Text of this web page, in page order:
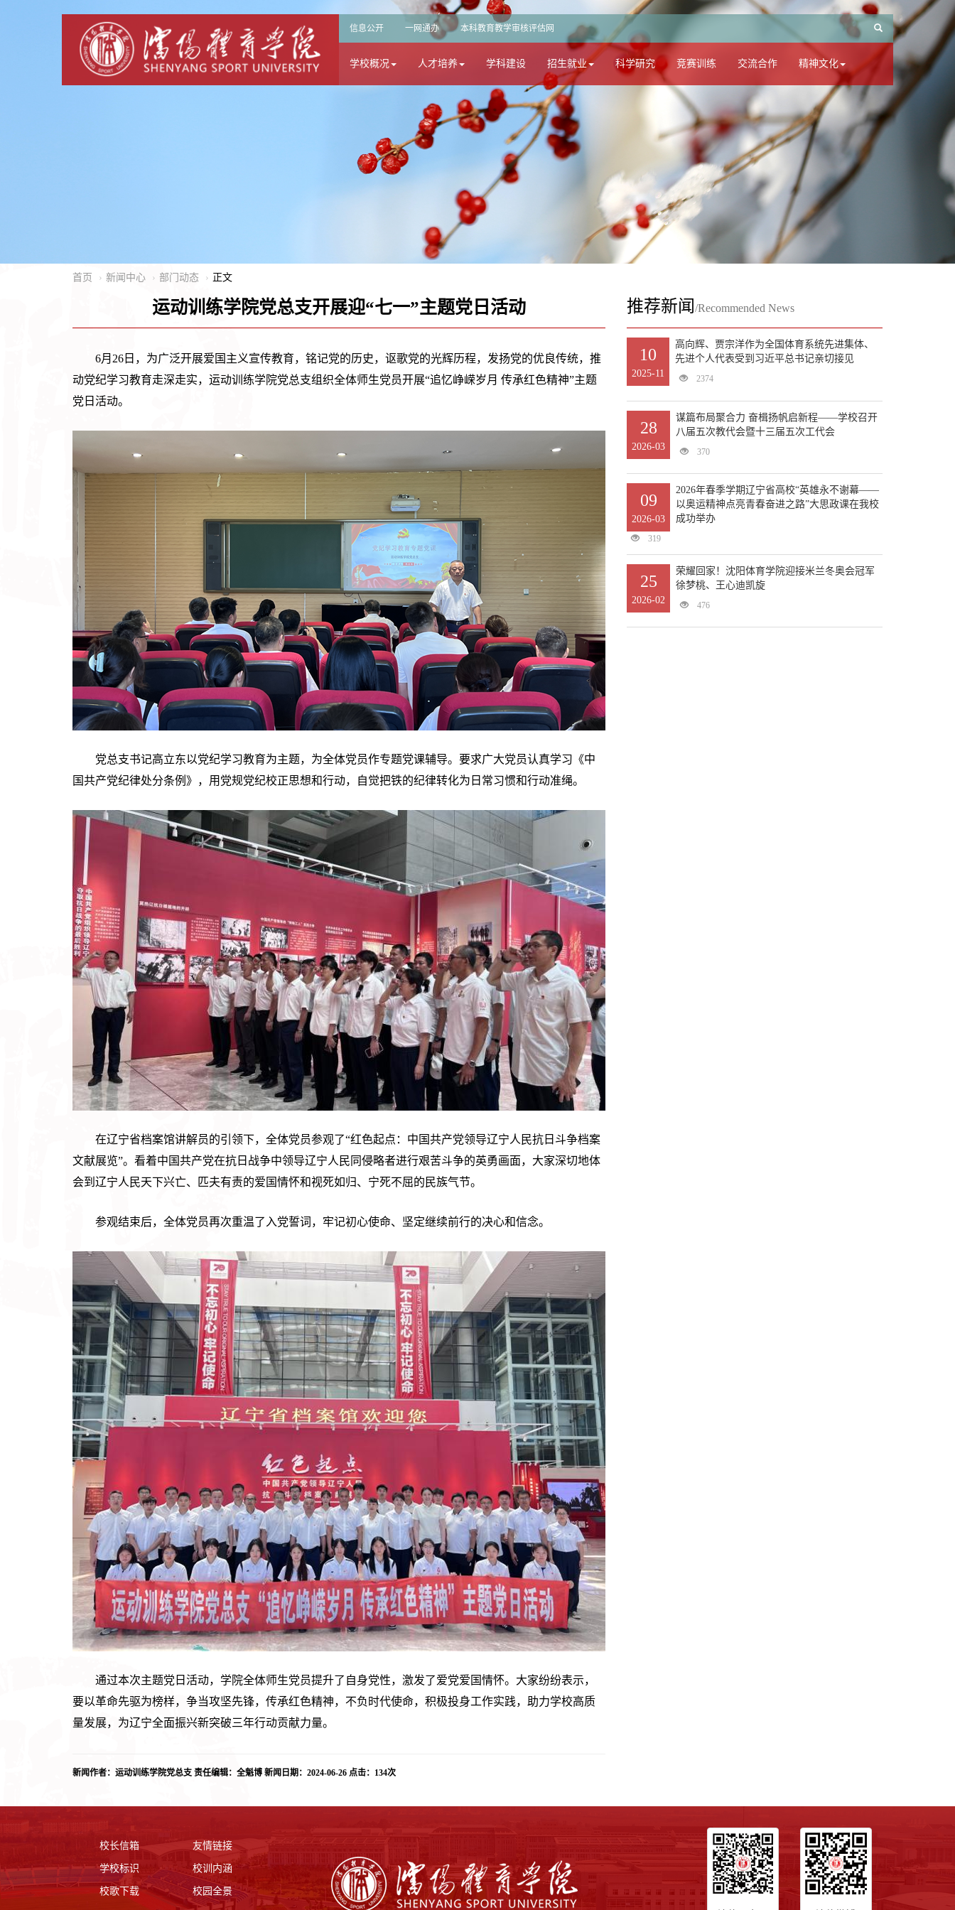
信息公开 一网通办 本科教育教学审核评估网
学校概况 人才培养 学科建设 招生就业 科学研究 竞赛训练 交流合作 精神文化
首页 新闻中心 部门动态 正文
运动训练学院党总支开展迎“七一”主题党日活动
6月26日，为广泛开展爱国主义宣传教育，铭记党的历史，讴歌党的光辉历程，发扬党的优良传统，推
动党纪学习教育走深走实，运动训练学院党总支组织全体师生党员开展“追忆峥嵘岁月 传承红色精神”主题
党日活动。
党总支书记高立东以党纪学习教育为主题，为全体党员作专题党课辅导。要求广大党员认真学习《中
国共产党纪律处分条例》，用党规党纪校正思想和行动，自觉把铁的纪律转化为日常习惯和行动准绳。
在辽宁省档案馆讲解员的引领下，全体党员参观了“红色起点：中国共产党领导辽宁人民抗日斗争档案
文献展览”。看着中国共产党在抗日战争中领导辽宁人民同侵略者进行艰苦斗争的英勇画面，大家深切地体
会到辽宁人民天下兴亡、匹夫有责的爱国情怀和视死如归、宁死不屈的民族气节。
参观结束后，全体党员再次重温了入党誓词，牢记初心使命、坚定继续前行的决心和信念。
通过本次主题党日活动，学院全体师生党员提升了自身党性，激发了爱党爱国情怀。大家纷纷表示，
要以革命先驱为榜样，争当攻坚先锋，传承红色精神，不负时代使命，积极投身工作实践，助力学校高质
量发展，为辽宁全面振兴新突破三年行动贡献力量。
新闻作者：运动训练学院党总支 责任编辑：全魁博 新闻日期：2024-06-26 点击： 134次
推荐新闻 /Recommended News
10
2025-11
高向辉、贾宗洋作为全国体育系统先进集体、
先进个人代表受到习近平总书记亲切接见
2374
28
2026-03
谋篇布局聚合力 奋楫扬帆启新程——学校召开
八届五次教代会暨十三届五次工代会
370
09
2026-03
2026年春季学期辽宁省高校“英雄永不谢幕——
以奥运精神点亮青春奋进之路”大思政课在我校
成功举办
319
25
2026-02
荣耀回家！沈阳体育学院迎接米兰冬奥会冠军
徐梦桃、王心迪凯旋
476
校长信箱 友情链接
学校标识 校训内涵
校歌下载 校园全景